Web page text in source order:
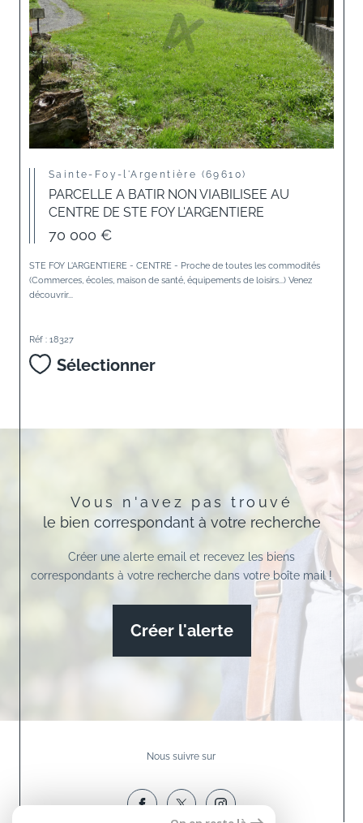
Sainte-Foy-l'Argentière (69610)
PARCELLE A BATIR NON VIABILISEE AU
CENTRE DE STE FOY L'ARGENTIERE
70 000 €
STE FOY L'ARGENTIERE - CENTRE - Proche de toutes les commodités
(Commerces, écoles, maison de santé, équipements de loisirs...) Venez
découvrir...
Réf : 18327
Sélectionner
Vous n'avez pas trouvé
le bien correspondant à votre recherche
Créer une alerte email et recevez les biens
correspondants à votre recherche dans votre boîte mail !
Créer l'alerte
Nous suivre sur